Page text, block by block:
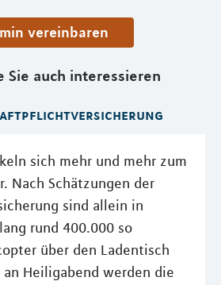
vereinbaren
Sie auch interessieren
sich mehr und mehr zum
Nach Schätzungen der
sind allein in
rund 400.000 so
über den Ladentisch
an Heiligabend werden die